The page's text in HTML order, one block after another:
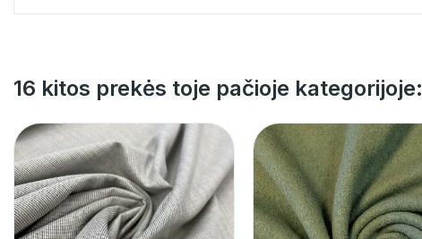
16 kitos prekės toje pačioje kategorijoje: